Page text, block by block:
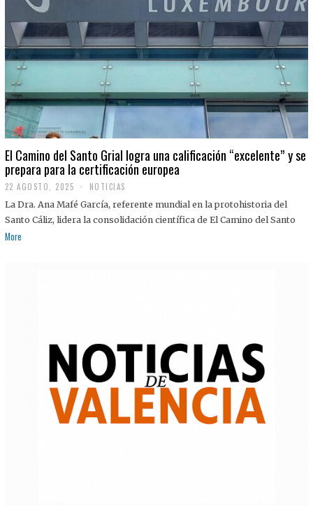
El Camino del Santo Grial logra una calificación “excelente” y se
prepara para la certificación europea
22 AGOSTO, 2025
2
A
G
NOTICIAS
La Dra. Ana Mafé García, referente mundial en la protohistoria del
Santo Cáliz, lidera la consolidación científica de El Camino del Santo
More